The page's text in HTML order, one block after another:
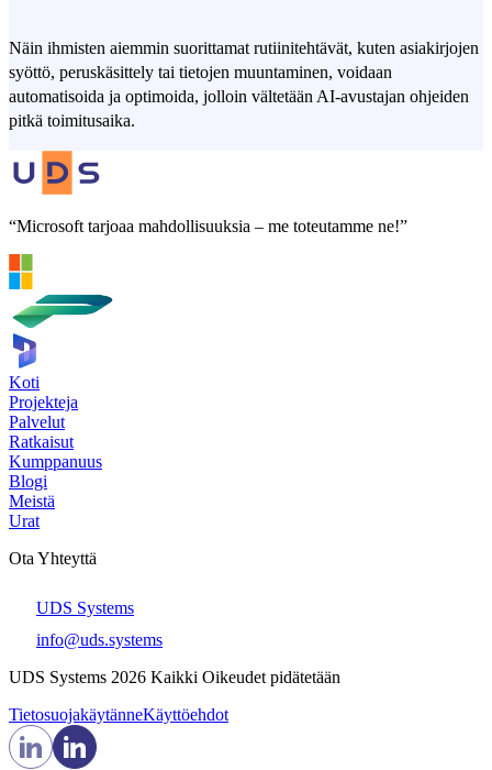
Näin ihmisten aiemmin suorittamat rutiinitehtävät, kuten asiakirjojen
syöttö, peruskäsittely tai tietojen muuntaminen, voidaan
automatisoida ja optimoida, jolloin vältetään AI-avustajan ohjeiden
pitkä toimitusaika.
“Microsoft tarjoaa mahdollisuuksia – me toteutamme ne!”
Koti
Projekteja
Palvelut
Ratkaisut
Kumppanuus
Blogi
Meistä
Urat
Ota Yhteyttä
UDS Systems
info@uds.systems
UDS Systems 2026 Kaikki Oikeudet pidätetään
TietosuojakäytänneKäyttöehdot